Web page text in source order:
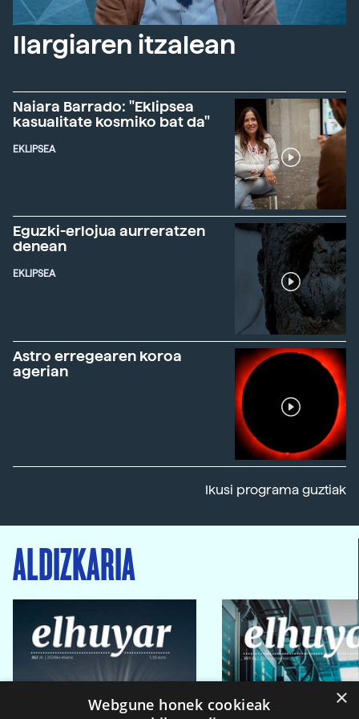
Ilargiaren itzalean
Naiara Barrado: "Eklipsea
kasualitate kosmiko bat da"
EKLIPSEA
Eguzki-erlojua aurreratzen
denean
EKLIPSEA
Astro erregearen koroa
agerian
Ikusi programa guztiak
ALDIZKARIA
×
Webgune honek cookieak